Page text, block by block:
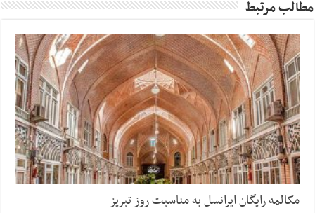
مطالب مرتبط
مکالمه رایگان ایرانسل به مناسبت روز تبریز